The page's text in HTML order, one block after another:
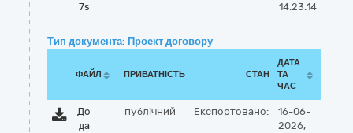
7s
14:23:14
Тип документа: Проект договору
ФАЙЛ ПРИВАТНІСТЬ СТАН
ДАТА
ТА
ЧАС
До
да
публічний Експортовано:
16-06-
2026,